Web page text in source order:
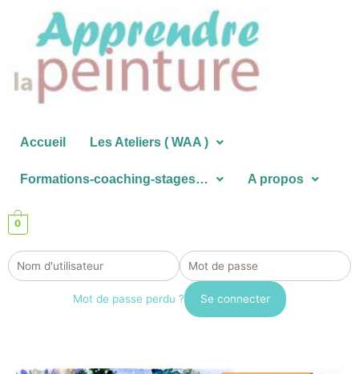
contenu
Accueil Les Ateliers ( WAA )
Formations-coaching-stages… A propos
0
Mot de passe perdu ?